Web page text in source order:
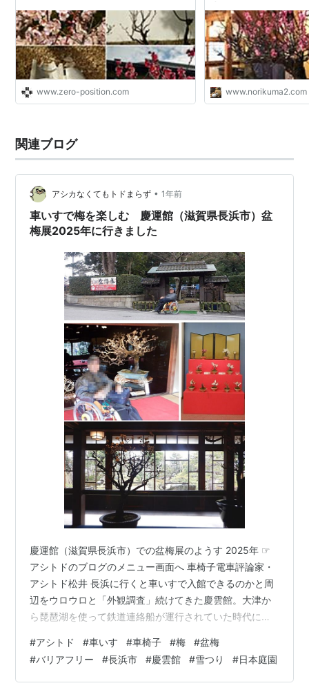
www.zero-position.com www.norikuma2.com
関連ブログ
アシカなくてもトドまらず • 1年前
車いすで梅を楽しむ 慶運館（滋賀県長浜市）盆
梅展2025年に行きました
慶運館（滋賀県長浜市）での盆梅展のようす 2025年 ☞
アシトドのブログのメニュー画面へ 車椅子電車評論家・
アシトド松井 長浜に行くと車いすで入館できるのかと周
辺をウロウロと「外観調査」続けてきた慶雲館。大津か
ら琵琶湖を使って鉄道連絡船が運行されていた時代に，
した由緒ある木造建築物です。 従来は車いすで入館する
ことはできなかったのですが、隣接する敷地内につくら
れた新館から入れるようになったらしく、春の恒例行事
#アシトド #車いす #車椅子 #梅 #盆梅
#バリアフリー #長浜市 #慶雲館 #雪つり #日本庭園